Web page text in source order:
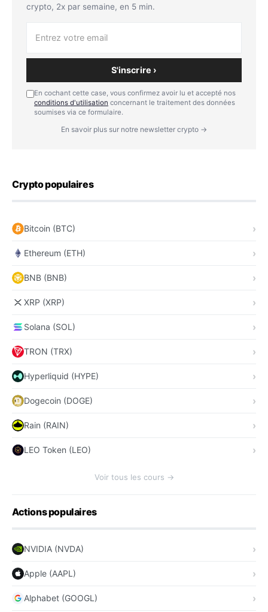
crypto, 2x par semaine, en 5 min.
S'inscrire ›
En cochant cette case, vous confirmez avoir lu et accepté nos
conditions d'utilisation concernant le traitement des données
soumises via ce formulaire.
En savoir plus sur notre newsletter crypto →
Crypto populaires
Bitcoin (BTC)
Ethereum (ETH)
BNB (BNB)
XRP (XRP)
Solana (SOL)
TRON (TRX)
Hyperliquid (HYPE)
Dogecoin (DOGE)
Rain (RAIN)
LEO Token (LEO)
Voir tous les cours →
Actions populaires
NVIDIA (NVDA)
Apple (AAPL)
Alphabet (GOOGL)